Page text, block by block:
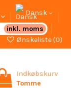
Dansk
inkl. moms
Ønskeliste (0)
Indkøbskurv
Tomme